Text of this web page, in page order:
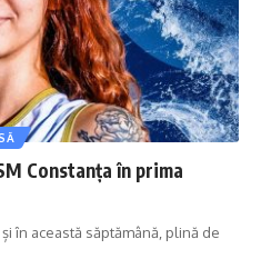
Constanța în prima
în această săptămână, plină de